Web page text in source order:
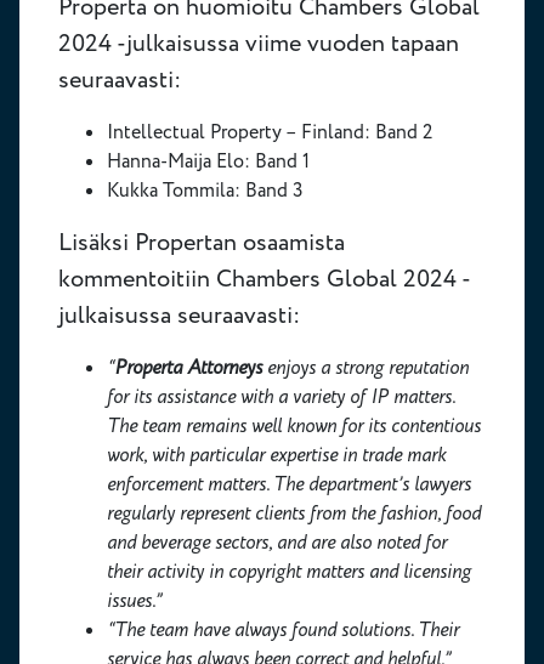
Properta on huomioitu Chambers Global
2024 -julkaisussa viime vuoden tapaan
seuraavasti:
Intellectual Property – Finland: Band 2
Hanna-Maija Elo: Band 1
Kukka Tommila: Band 3
Lisäksi Propertan osaamista
kommentoitiin Chambers Global 2024 -
julkaisussa seuraavasti:
“Properta Attorneysenjoys a strong reputation
for its assistance with a variety of IP matters.
The team remains well known for its contentious
work, with particular expertise in trade mark
enforcement matters. The department’s lawyers
regularly represent clients from the fashion, food
and beverage sectors, and are also noted for
their activity in copyright matters and licensing
issues.”
“The team have always found solutions. Their